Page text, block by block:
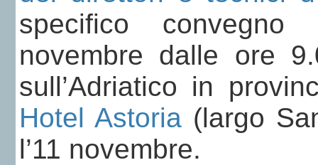
specifico
novembre dalle ore
sull’Adriatico in
Hotel Astoria (largo
l’11 novembre.